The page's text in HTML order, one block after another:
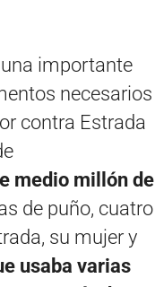
importante
necesarios
contra Estrada
medio millón de
de puño, cuatro
su mujer y
usaba varias